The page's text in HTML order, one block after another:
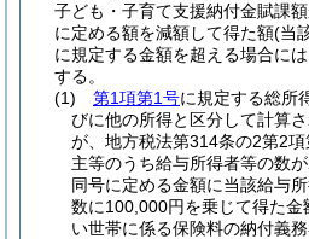
子ども・子育て支援納付金賦課
に定める額を減額して得た額(当
に規定する金額を超える場合には
する。
(1)
第1項第1号に規定する総所
びに他の所得と区分して計算
が、地方税法第314条の2第2
主等のうち給与所得者等の数
同号に定める金額に当該給与
数に100,000円を乗じて得た金
い世帯に係る保険料の納付義